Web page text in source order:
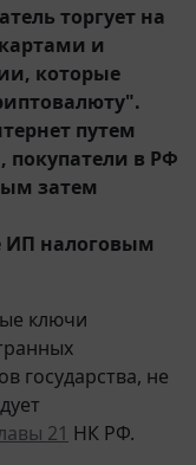
торгует на
и
которые
путем
в РФ
затем
ИП налоговым
ключи
государства, не
21 НК РФ.